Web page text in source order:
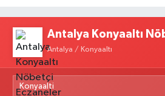
Antalya Konyaaltı
Antalya / Konyaaltı